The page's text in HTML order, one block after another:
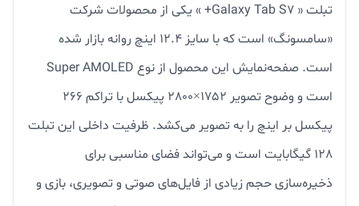
تبلت « Galaxy Tab S7+ » یکی از محصولات شرکت
«سامسونگ» است که با سایز 12.4 اینچ روانه بازار شده
است. صفحه‌نمایش این محصول از نوع Super AMOLED
است و وضوح تصویر 1752×2800 پیکسل با تراکم 266
پیکسل بر اینچ را به تصویر می‌کشد. ظرفیت داخلی این تبلت
128 گیگابایت است و می‌تواند فضای مناسبی برای
ذخیره‌سازی حجم زیادی از فایل‌های صوتی و تصویری، بازی و